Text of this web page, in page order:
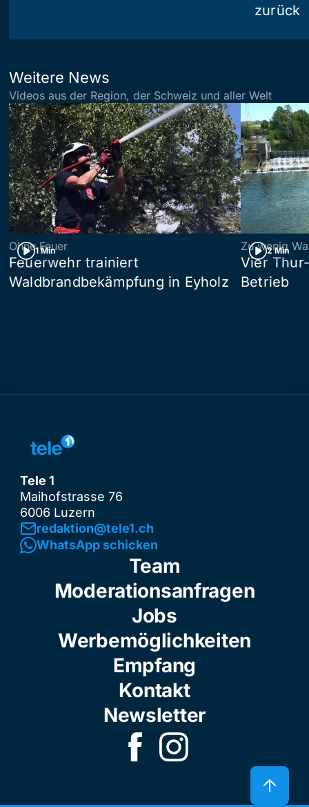
zurück
Weitere News
Videos aus der Region, der Schweiz und aller Welt
1 Min
Ohne Feuer
Feuerwehr trainiert
Waldbrandbekämpfung in Eyholz
2 Min
Zu wenig
Vier
Betrieb
Tele 1
Maihofstrasse 76
6006 Luzern
redaktion@tele1.ch
WhatsApp schicken
Team
Moderationsanfragen
Jobs
Werbemöglichkeiten
Empfang
Kontakt
Newsletter